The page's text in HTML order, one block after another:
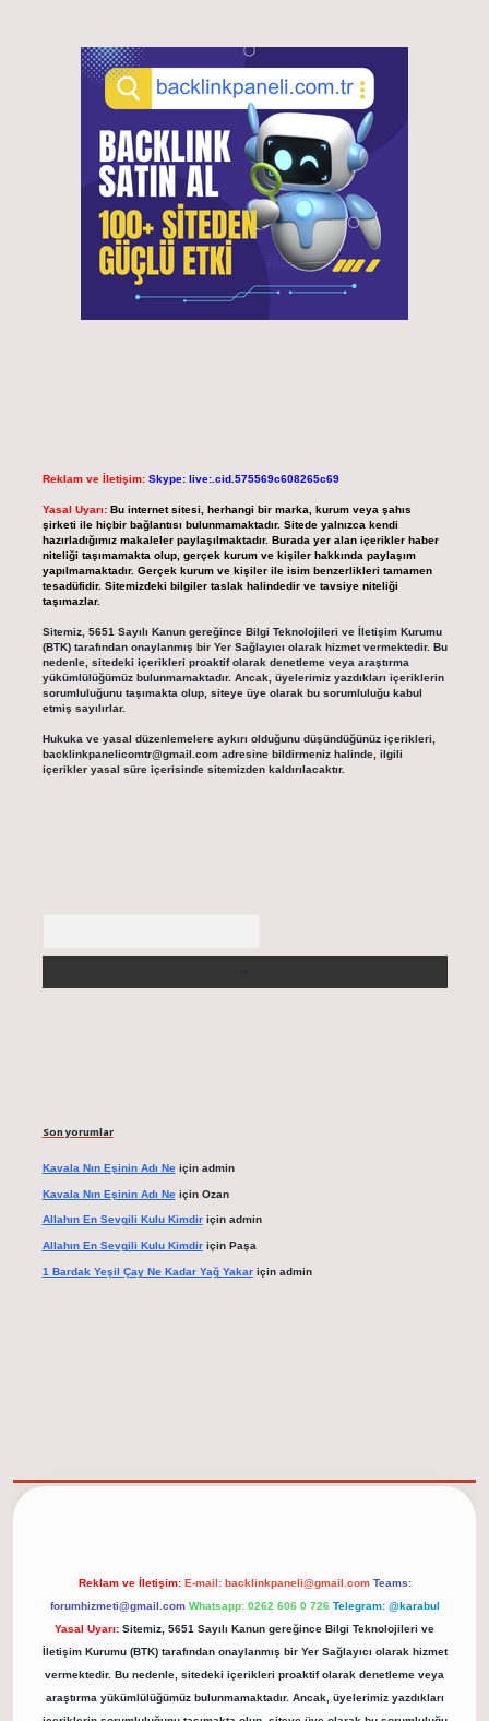
Reklam ve İletişim: Skype: live:.cid.575569c608265c69
Yasal Uyarı: Bu internet sitesi, herhangi bir marka, kurum veya şahıs
şirketi ile hiçbir bağlantısı bulunmamaktadır. Sitede yalnızca kendi
hazırladığımız makaleler paylaşılmaktadır. Burada yer alan içerikler haber
niteliği taşımamakta olup, gerçek kurum ve kişiler hakkında paylaşım
yapılmamaktadır. Gerçek kurum ve kişiler ile isim benzerlikleri tamamen
tesadüfidir. Sitemizdeki bilgiler taslak halindedir ve tavsiye niteliği
taşımazlar.
Sitemiz, 5651 Sayılı Kanun gereğince Bilgi Teknolojileri ve İletişim Kurumu
(BTK) tarafından onaylanmış bir Yer Sağlayıcı olarak hizmet vermektedir. Bu
nedenle, sitedeki içerikleri proaktif olarak denetleme veya araştırma
yükümlülüğümüz bulunmamaktadır. Ancak, üyelerimiz yazdıkları içeriklerin
sorumluluğunu taşımakta olup, siteye üye olarak bu sorumluluğu kabul
etmiş sayılırlar.
Hukuka ve yasal düzenlemelere aykırı olduğunu düşündüğünüz içerikleri,
backlinkpanelicomtr@gmail.comadresine bildirmeniz halinde, ilgili
içerikler yasal süre içerisinde sitemizden kaldırılacaktır.
Son yorumlar
Kavala Nın Eşinin Adı Neiçin admin
Kavala Nın Eşinin Adı Neiçin Ozan
Allahın En Sevgili Kulu Kimdiriçin admin
Allahın En Sevgili Kulu Kimdiriçin Paşa
1 Bardak Yeşil Çay Ne Kadar Yağ Yakariçin admin
Reklam ve İletişim: E-mail: backlinkpaneli@gmail.com Teams:
forumhizmeti@gmail.com Whatsapp: 0262 606 0 726 Telegram: @karabul
Yasal Uyarı: Sitemiz, 5651 Sayılı Kanun gereğince Bilgi Teknolojileri ve
İletişim Kurumu (BTK) tarafından onaylanmış bir Yer Sağlayıcı olarak hizmet
vermektedir. Bu nedenle, sitedeki içerikleri proaktif olarak denetleme veya
araştırma yükümlülüğümüz bulunmamaktadır. Ancak, üyelerimiz yazdıkları